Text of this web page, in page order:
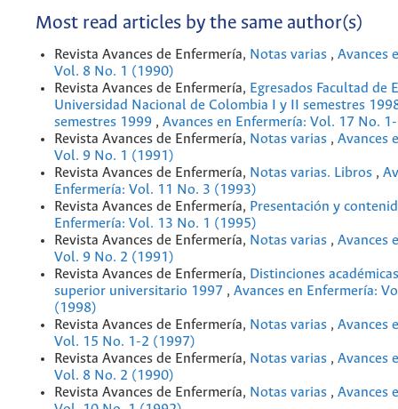
Most read articles by the same author(s)
Revista Avances de Enfermería, Notas varias , Avances
Vol. 8 No. 1 (1990)
Revista Avances de Enfermería, Egresados Facultad de
Universidad Nacional de Colombia I y II semestres
semestres 1999 , Avances en Enfermería: Vol. 17 No.
Revista Avances de Enfermería, Notas varias , Avances
Vol. 9 No. 1 (1991)
Revista Avances de Enfermería, Notas varias. Libros ,
Enfermería: Vol. 11 No. 3 (1993)
Revista Avances de Enfermería, Presentación y
Enfermería: Vol. 13 No. 1 (1995)
Revista Avances de Enfermería, Notas varias , Avances
Vol. 9 No. 2 (1991)
Revista Avances de Enfermería, Distinciones
superior universitario 1997 , Avances en Enfermería:
(1998)
Revista Avances de Enfermería, Notas varias , Avances
Vol. 15 No. 1-2 (1997)
Revista Avances de Enfermería, Notas varias , Avances
Vol. 8 No. 2 (1990)
Revista Avances de Enfermería, Notas varias , Avances